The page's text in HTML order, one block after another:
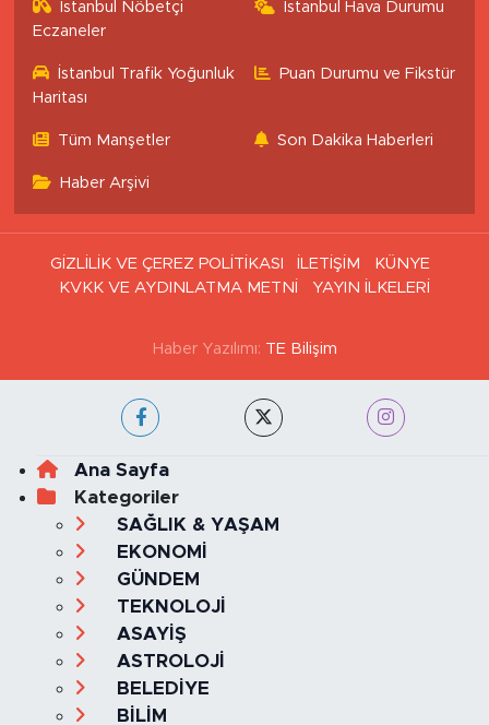
İstanbul Nöbetçi
Eczaneler
İstanbul Hava Durumu
İstanbul Trafik Yoğunluk
Haritası
Puan Durumu ve Fikstür
Tüm Manşetler Son Dakika Haberleri
Haber Arşivi
GİZLİLİK VE ÇEREZ POLİTİKASI İLETİŞİM
KÜNYE
KVKK VE AYDINLATMA METNİ
YAYIN İLKELERİ
Haber Yazılımı: TE Bilişim
Ana Sayfa
Kategoriler
SAĞLIK & YAŞAM
EKONOMİ
GÜNDEM
TEKNOLOJİ
ASAYİŞ
ASTROLOJİ
BELEDİYE
BİLİM